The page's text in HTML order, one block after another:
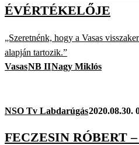
ÉVÉRTÉKELŐJE
„Szeretnénk, hogy a Vasas
alapján tartozik.”
VasasNB IINagy Miklós
NSO Tv Labdarúgás2020.08.30.
FECZESIN RÓBERT